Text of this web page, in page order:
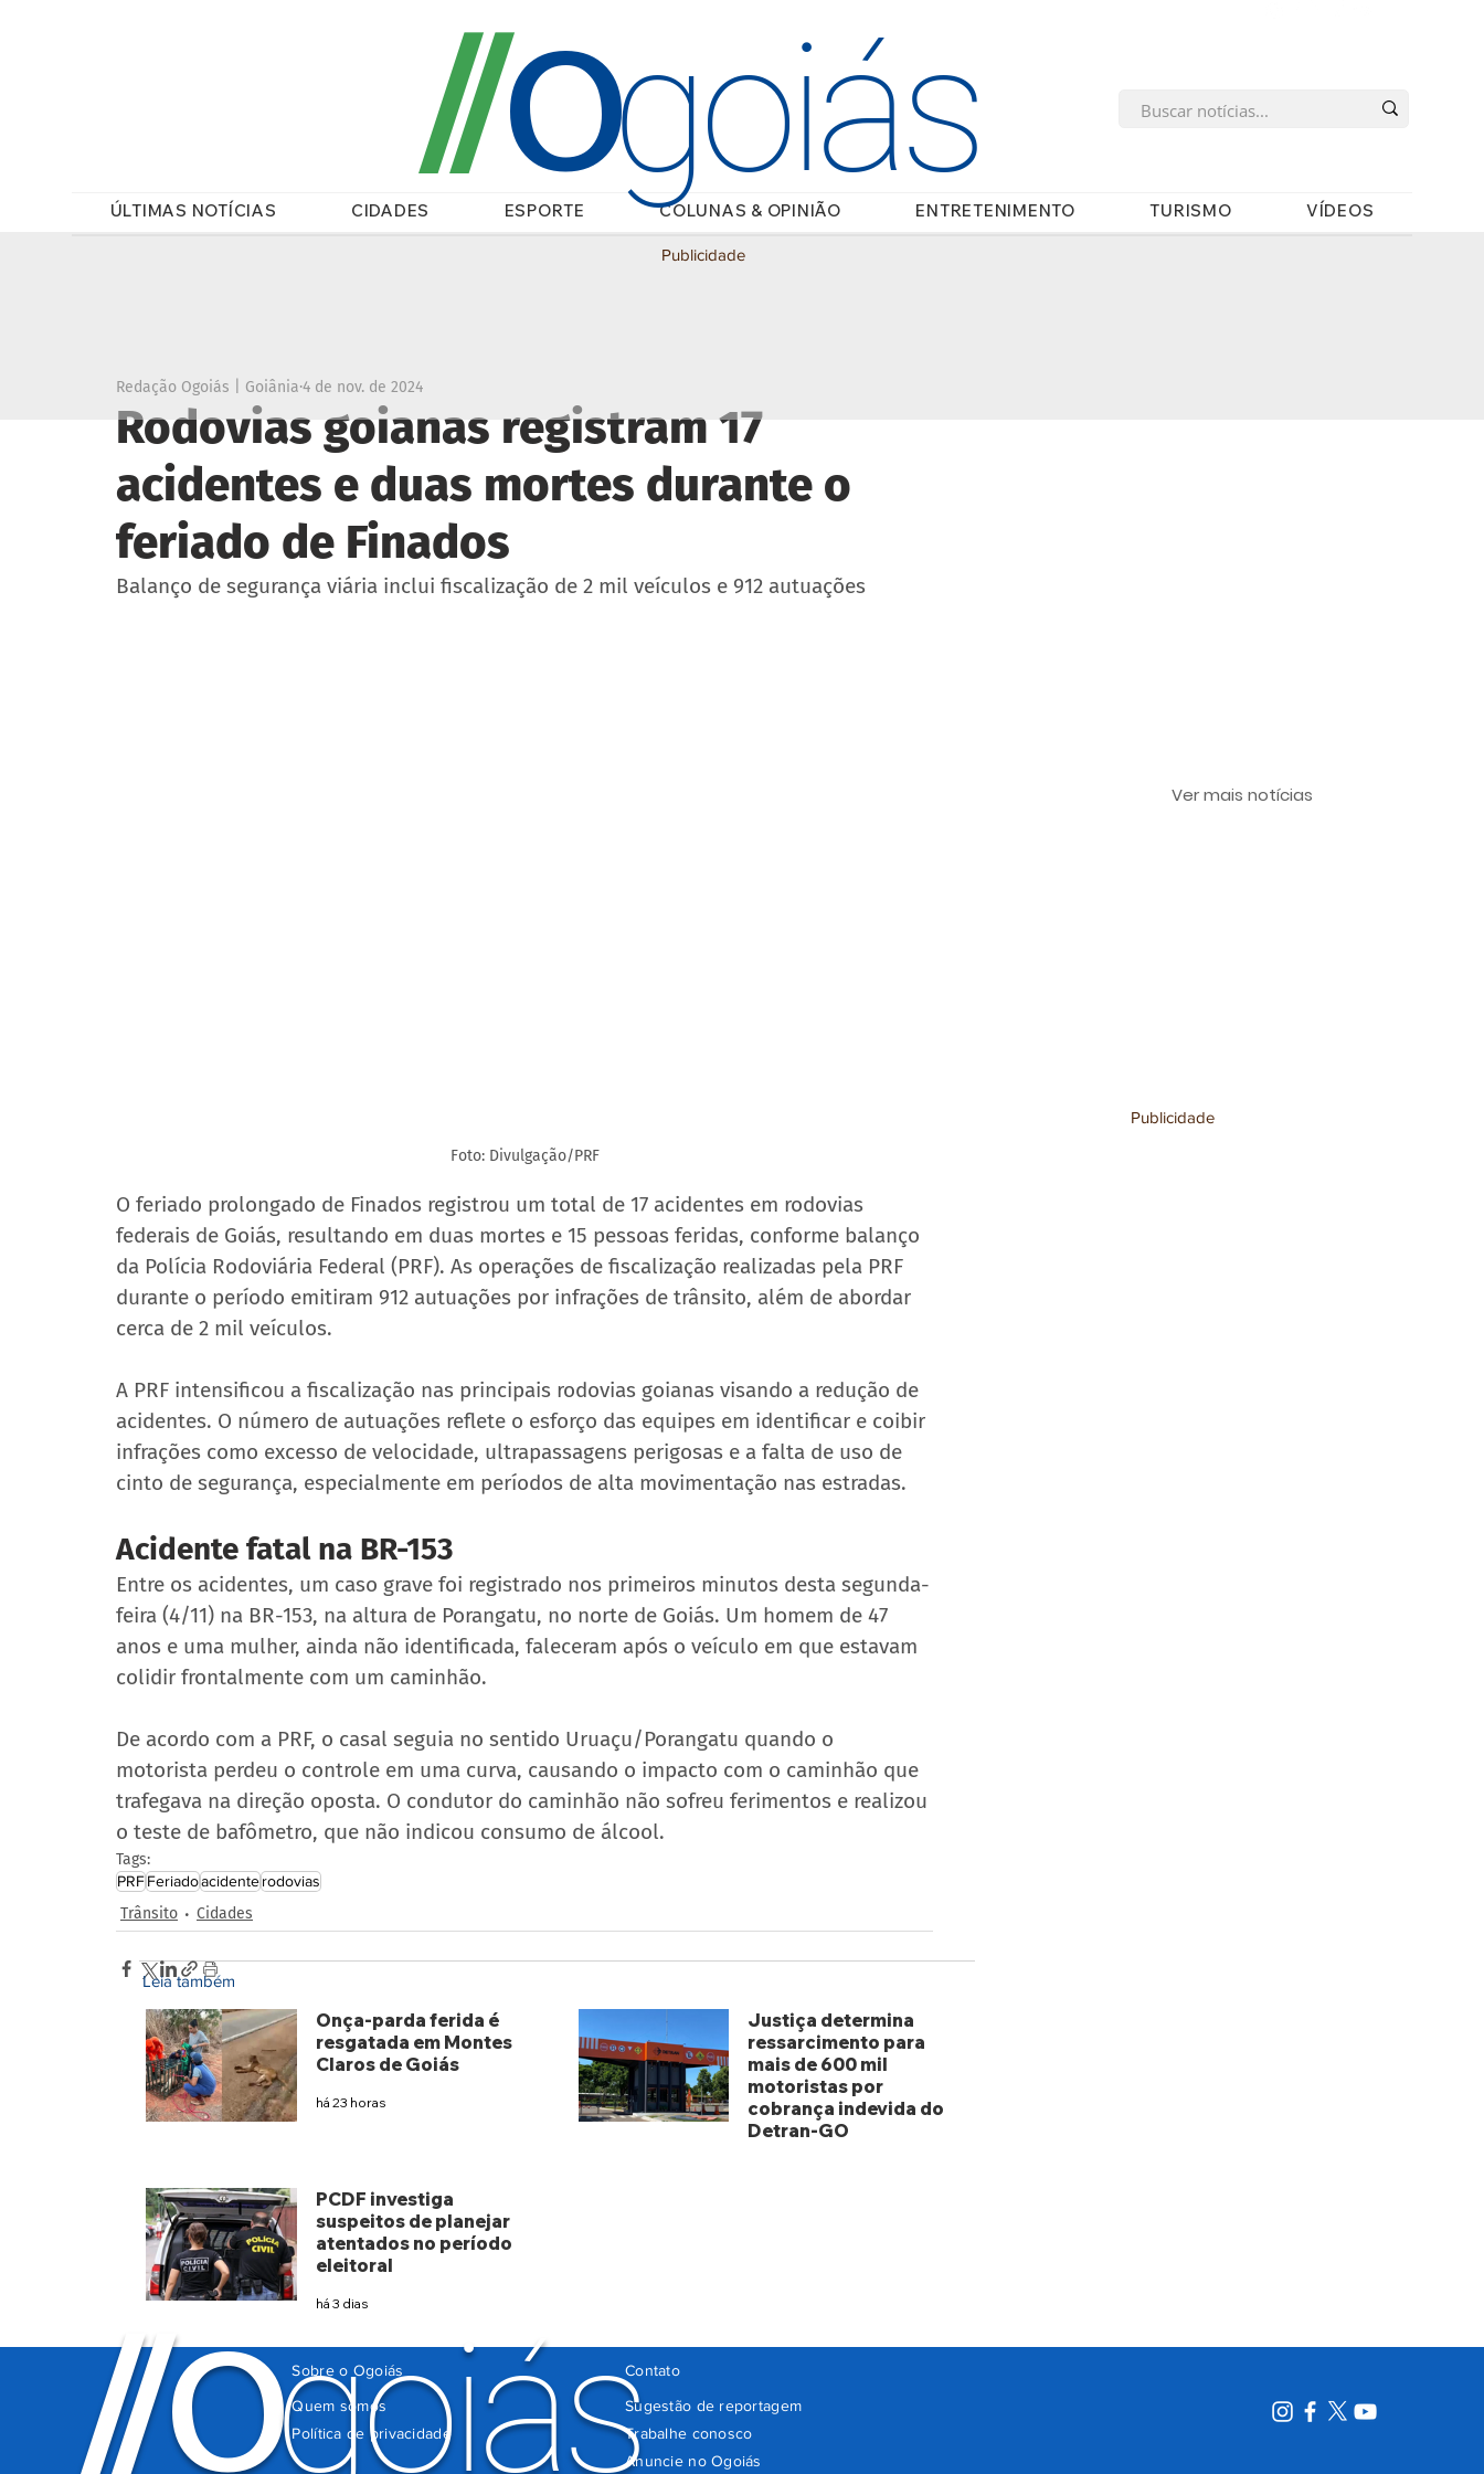
ÚLTIMAS NOTÍCIAS CIDADES ESPORTE COLUNAS & OPINIÃO ENTRETENIMENTO TURISMO VÍDEOS
//Ogoiás
Rodovias goianas registram 17
acidentes e duas mortes durante o
feriado de Finados
Redação Ogoiás | Goiânia 4 de nov. de 2024
Balanço de segurança viária inclui fiscalização de 2 mil veículos e 912 autuações
Foto: Divulgação/PRF
O feriado prolongado de Finados registrou um total de 17 acidentes em rodovias
federais de Goiás, resultando em duas mortes e 15 pessoas feridas, conforme balanço
da Polícia Rodoviária Federal (PRF). As operações de fiscalização realizadas pela PRF
durante o período emitiram 912 autuações por infrações de trânsito, além de abordar
cerca de 2 mil veículos.
A PRF intensificou a fiscalização nas principais rodovias goianas visando a redução de
acidentes. O número de autuações reflete o esforço das equipes em identificar e coibir
infrações como excesso de velocidade, ultrapassagens perigosas e a falta de uso de
cinto de segurança, especialmente em períodos de alta movimentação nas estradas.
Acidente fatal na BR-153
Entre os acidentes, um caso grave foi registrado nos primeiros minutos desta segunda-
feira (4/11) na BR-153, na altura de Porangatu, no norte de Goiás. Um homem de 47
anos e uma mulher, ainda não identificada, faleceram após o veículo em que estavam
colidir frontalmente com um caminhão.
De acordo com a PRF, o casal seguia no sentido Uruaçu/Porangatu quando o
motorista perdeu o controle em uma curva, causando o impacto com o caminhão que
trafegava na direção oposta. O condutor do caminhão não sofreu ferimentos e realizou
o teste de bafômetro, que não indicou consumo de álcool.
Tags:
PRFFeriadoacidenterodovias
Trânsito Cidades
Publicidade
Publicidade
Ver mais notícias
Leia também
Onça-parda ferida é
resgatada em Montes
Claros de Goiás
há 23 horas
Justiça determina
ressarcimento para
mais de 600 mil
motoristas por
cobrança indevida do
Detran-GO
PCDF investiga
suspeitos de planejar
atentados no período
eleitoral
há 3 dias
//Ogoiás
Quem somos
Sugestão de reportagem
Trabalhe conosco
Política de privacidade
Anuncie no Ogoiás
Contato
Sobre o Ogoiás